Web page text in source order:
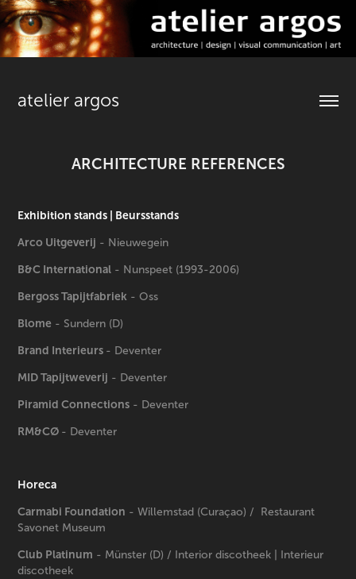
atelier argos
ARCHITECTURE REFERENCES
Exhibition stands ​​​​​​​ | Beursstands
Arco Uitgeverij - Nieuwegein
B&C International - Nunspeet (1993-2006)
Bergoss Tapijtfabriek - Oss
Blome - Sundern (D)
Brand Interieurs - Deventer
MID Tapijtweverij - Deventer
Piramid Connections - Deventer
RM&CØ - Deventer
Horeca
Carmabi Foundation - Willemstad (Curaçao) / Restaurant
Savonet Museum
Club Platinum - Münster (D) / Interior discotheek | Interieur
discotheek